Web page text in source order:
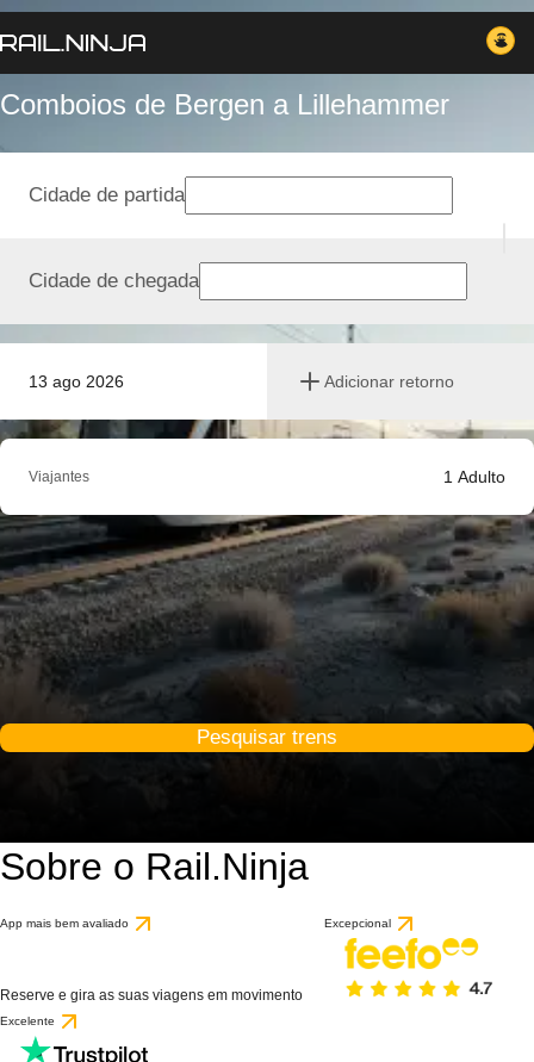
Comboios de Bergen a Lillehammer
13 ago 2026 Adicionar retorno
Cidade de partida
Cidade de chegada
Viajantes 1 Adulto
Pesquisar trens
Sobre o Rail.Ninja
App mais bem avaliado
Reserve e gira as suas viagens em movimento
Excepcional
Excelente